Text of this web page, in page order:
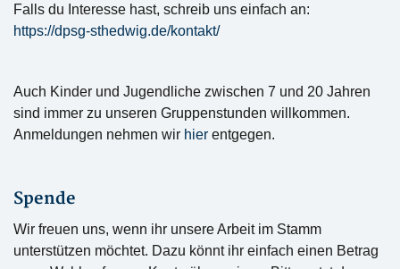
Falls du Interesse hast, schreib uns einfach an:
https://dpsg-sthedwig.de/kontakt/
Auch Kinder und Jugendliche zwischen 7 und 20 Jahren
sind immer zu unseren Gruppenstunden willkommen.
Anmeldungen nehmen wir hier entgegen.
Spende
Wir freuen uns, wenn ihr unsere Arbeit im Stamm
unterstützen möchtet. Dazu könnt ihr einfach einen Betrag